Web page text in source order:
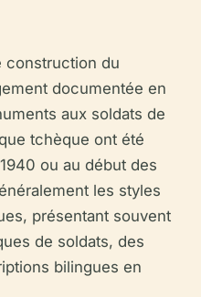
construction du
documentée en
aux soldats de
tchèque ont été
ou au début des
les styles
présentant souvent
de soldats, des
bilingues en